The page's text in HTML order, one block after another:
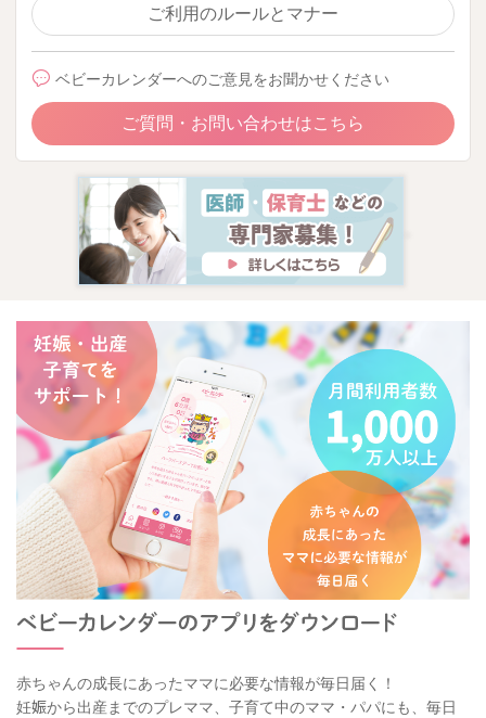
ご利用のルールとマナー
ベビーカレンダーへのご意見をお聞かせください
ご質問・お問い合わせはこちら
赤ちゃんの成長にあったママに必要な情報が毎日届く！
妊娠から出産までのプレママ、子育て中のママ・パパにも、毎日